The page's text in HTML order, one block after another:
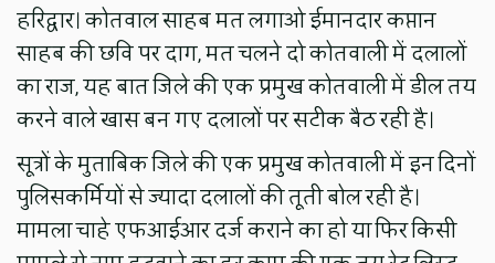
हरिद्वार। कोतवाल साहब मत लगाओ ईमानदार कप्तान
साहब की छवि पर दाग, मत चलने दो कोतवाली में दलालों
का राज, यह बात जिले की एक प्रमुख कोतवाली में डील तय
करने वाले खास बन गए दलालों पर सटीक बैठ रही है।
सूत्रों के मुताबिक जिले की एक प्रमुख कोतवाली में इन दिनों
पुलिसकर्मियों से ज्यादा दलालों की तूती बोल रही है।
मामला चाहे एफआईआर दर्ज कराने का हो या फिर किसी